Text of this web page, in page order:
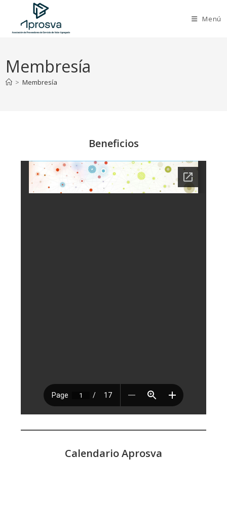
contenido
Menú
Membresía
> Membresía
Beneficios
Calendario Aprosva